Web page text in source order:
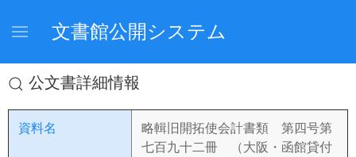
文書館公開システム
公文書詳細情報
資料名
略輯旧開拓使会計書類 第四号第
七百九十二冊 （大阪・函館貸付